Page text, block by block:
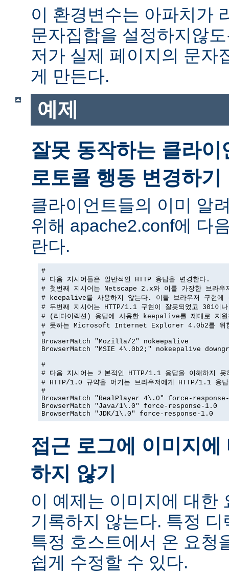
이 환경변수는 아파치가
문자집합을 설정하지않
저가 실제 페이지의 문자
게 만든다.
예제
잘못 동작하는 클라
로토콜 행동 변경하기
클라이언트들의 이미 알
위해 apache2.conf에 다
란다.
#
# 다음 지시어들은 일반적인 HTTP 응답을 변경한다.
# 첫번째 지시어는 Netscape 2.x와 이를 가장한 브라우
# keepalive를 사용하지 않는다. 이들 브라우저 구현에
# 두번째 지시어는 HTTP/1.1 구현이 잘못되었고 301이
# (리다이렉션) 응답에 사용한 keepalive를 제대로 지원
# 못하는 Microsoft Internet Explorer 4.0b2를 위
#
BrowserMatch "Mozilla/2" nokeepalive
BrowserMatch "MSIE 4\.0b2;" nokeepalive
#
# 다음 지시어는 기본적인 HTTP/1.1 응답을 이해하지 못
# HTTP/1.0 규약을 어기는 브라우저에게 HTTP/1.1 응
#
BrowserMatch "RealPlayer 4\.0" force-
BrowserMatch "Java/1\.0" force-response-1.0
BrowserMatch "JDK/1\.0" force-response-1.0
접근 로그에 이미지
하지 않기
이 예제는 이미지에 대한
기록하지 않는다. 특정
특정 호스트에서 온 요청
쉽게 수정할 수 있다.